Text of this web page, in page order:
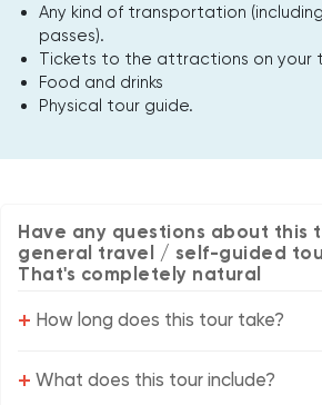
Any kind of transportation
passes).
Tickets to the attractions on your
Food and drinks
Physical tour guide.
Have any questions about this
general travel / self-guided
That's completely natural
+ How long does this tour take?
+ What does this tour include?